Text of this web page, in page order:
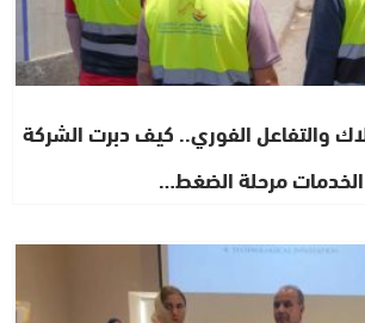
والتفاعل الفوري.. كيف دبرت الشركة
مرحلة الضغط…